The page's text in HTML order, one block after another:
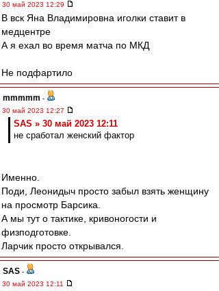
30 май 2023 12:29
В вск Яна Владимировна иголки ставит в
медцентре
А я ехал во время матча по МКД
Не подфартило
mmmmm -
30 май 2023 12:27
SAS » 30 май 2023 12:11
не сработал женский фактор
Именно.
Поди, Леонидыч просто забыл взять женщину
на просмотр Барсика.
А мы тут о тактике, кривоногости и
физподготовке.
Ларчик просто открывался.
SAS -
30 май 2023 12:11